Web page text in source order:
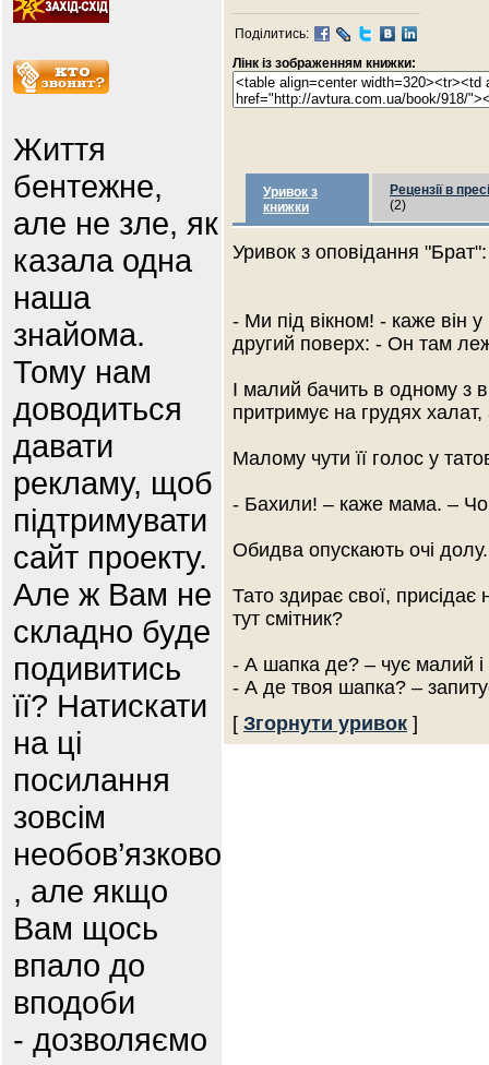
Життя
бентежне,
але не зле, як
казала одна
наша
знайома.
Тому нам
доводиться
давати
рекламу, щоб
підтримувати
сайт проекту.
Але ж Вам не
складно буде
подивитись
її? Натискати
на ці
посилання
зовсім
необов’язково
, але якщо
Вам щось
впало до
вподоби
- дозволяємо
Поділитись:
Лінк із зображенням книжки:
Уривок з
книжки
Рецензії в пресі
(2)
Уривок з оповідання "Брат":
- Ми під вікном! - каже він
другий поверх: - Он там
І малий бачить в одному з
притримує на грудях халат,
Малому чути її голос у
- Бахили! – каже мама. –
Обидва опускають очі
Тато здирає свої,
тут смітник?
- А шапка де? – чує малий і
- А де твоя шапка? –
[ Згорнути уривок ]